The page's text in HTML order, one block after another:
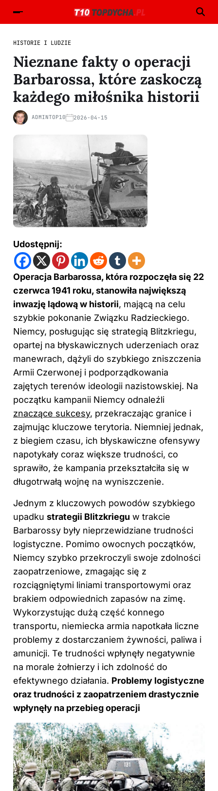
HISTORIE I LUDZIE
Nieznane fakty o operacji
Barbarossa, które zaskoczą
każdego miłośnika historii
ADMINTOP10 2026-04-15
Udostępnij:
Operacja Barbarossa, która rozpoczęła się 22
czerwca 1941 roku, stanowiła największą
inwazję lądową w historii, mającą na celu
szybkie pokonanie Związku Radzieckiego.
Niemcy, posługując się strategią Blitzkriegu,
opartej na błyskawicznych uderzeniach oraz
manewrach, dążyli do szybkiego zniszczenia
Armii Czerwonej i podporządkowania
zajętych terenów ideologii nazistowskiej. Na
początku kampanii Niemcy odnaleźli
znaczące sukcesy, przekraczając granice i
zajmując kluczowe terytoria. Niemniej jednak,
z biegiem czasu, ich błyskawiczne ofensywy
napotykały coraz większe trudności, co
sprawiło, że kampania przekształciła się w
długotrwałą wojnę na wyniszczenie.
Jednym z kluczowych powodów szybkiego
upadku strategii Blitzkriegu w trakcie
Barbarossy były nieprzewidziane trudności
logistyczne. Pomimo owocnych początków,
Niemcy szybko przekroczyli swoje zdolności
zaopatrzeniowe, zmagając się z
rozciągniętymi liniami transportowymi oraz
brakiem odpowiednich zapasów na zimę.
Wykorzystując dużą część konnego
transportu, niemiecka armia napotkała liczne
problemy z dostarczaniem żywności, paliwa i
amunicji. Te trudności wpłynęły negatywnie
na morale żołnierzy i ich zdolność do
efektywnego działania. Problemy logistyczne
oraz trudności z zaopatrzeniem drastycznie
wpłynęły na przebieg operacji